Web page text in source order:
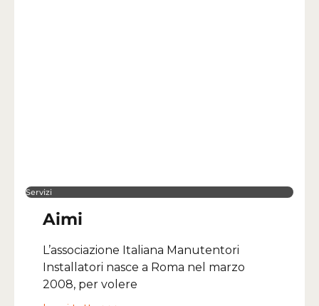
Servizi
Aimi
L’associazione Italiana Manutentori
Installatori nasce a Roma nel marzo
2008, per volere